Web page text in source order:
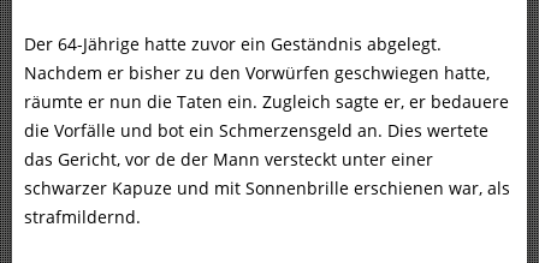
Der 64-Jährige hatte zuvor ein Geständnis abgelegt.
Nachdem er bisher zu den Vorwürfen geschwiegen hatte,
räumte er nun die Taten ein. Zugleich sagte er, er bedauere
die Vorfälle und bot ein Schmerzensgeld an. Dies wertete
das Gericht, vor de der Mann versteckt unter einer
schwarzer Kapuze und mit Sonnenbrille erschienen war, als
strafmildernd.